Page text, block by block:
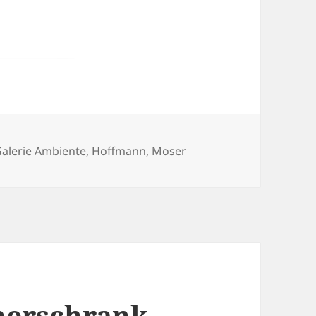
Ambiente, Hoffmann, Moser